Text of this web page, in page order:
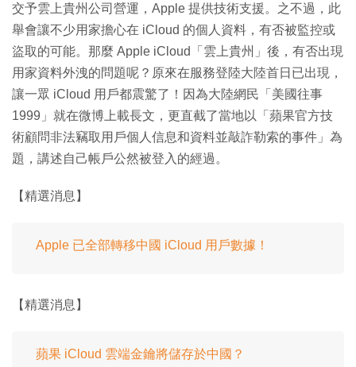
交予雲上貴州公司營運，Apple 提供技術支援。之不過，此
舉會讓不少用家擔心在 iCloud 的個人資料，有否被監控或
盜取的可能。那麼 Apple iCloud「雲上貴州」後，有否出現
用家資料外洩的問題呢？原來在服務登陸大陸首日已出現，
讓一眾 iCloud 用戶都震驚了！因為大陸網民「美國往事
1999」就在微博上載長文，更直截了當地以「蘋果官方技
術顧問非法竊取用戶個人信息和資料並敲詐勒索的事件」為
題，講述自己帳戶公然被登入的經過。
【精選消息】
Apple 已全部轉移中國 iCloud 用戶數據！
【精選消息】
蘋果 iCloud 雲端金鑰將儲存於中國？